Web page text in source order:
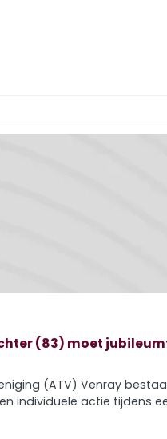
(83) moet
(ATV) Venray
individuele actie tijdens